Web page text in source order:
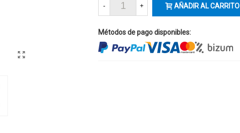
- + AÑADIR AL CARRITO
Métodos de pago disponibles: